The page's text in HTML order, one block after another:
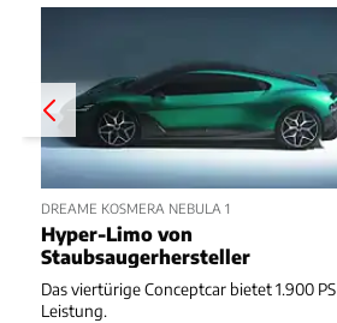
DREAME KOSMERA NEBULA 1
Hyper-Limo von
Staubsaugerhersteller
Das viertürige Conceptcar bietet 1.900 PS
Leistung.